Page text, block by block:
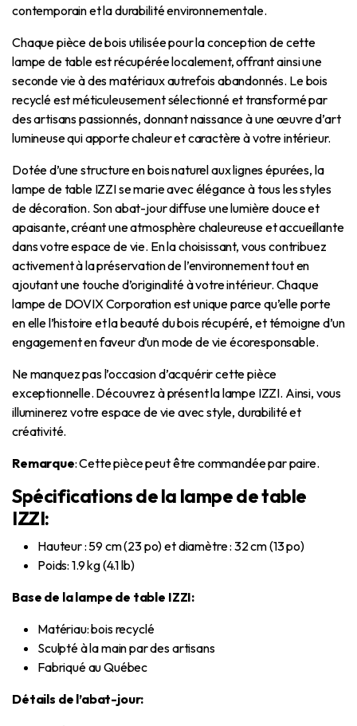
contemporain et la durabilité environnementale.
Chaque pièce de bois utilisée pour la conception de cette
lampe de table est récupérée localement, offrant ainsi une
seconde vie à des matériaux autrefois abandonnés. Le bois
recyclé est méticuleusement sélectionné et transformé par
des artisans passionnés, donnant naissance à une œuvre d’art
lumineuse qui apporte chaleur et caractère à votre intérieur.
Dotée d’une structure en bois naturel aux lignes épurées, la
lampe de table IZZI se marie avec élégance à tous les styles
de décoration. Son abat-jour diffuse une lumière douce et
apaisante, créant une atmosphère chaleureuse et accueillante
dans votre espace de vie. En la choisissant, vous contribuez
activement à la préservation de l’environnement tout en
ajoutant une touche d’originalité à votre intérieur. Chaque
lampe de DOVIX Corporation est unique parce qu’elle porte
en elle l’histoire et la beauté du bois récupéré, et témoigne d’un
engagement en faveur d’un mode de vie écoresponsable.
Ne manquez pas l’occasion d’acquérir cette pièce
exceptionnelle. Découvrez à présent la lampe IZZI. Ainsi, vous
illuminerez votre espace de vie avec style, durabilité et
créativité.
Remarque: Cette pièce peut être commandée par paire.
Spécifications de la lampe de table
IZZI:
Hauteur : 59 cm (23 po) et diamètre : 32 cm (13 po)
Poids: 1.9 kg (4.1 lb)
Base de la lampe de table IZZI:
Matériau: bois recyclé
Sculpté à la main par des artisans
Fabriqué au Québec
Détails de l’abat-jour: